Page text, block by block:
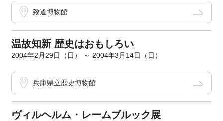
致道博物館
温故知新 歴史はおもしろい
2004年2月29日（日） ～ 2004年3月14日（日）
兵庫県立歴史博物館
ヴィルヘルム・レームブルック展